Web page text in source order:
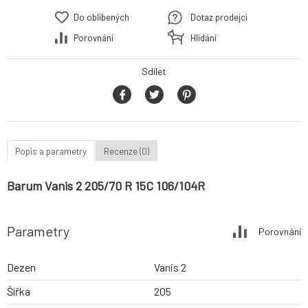
Do oblíbených
Porovnání
Dotaz prodejci
Hlídání
Sdílet
Popis a parametry Recenze (0)
Barum Vanis 2 205/70 R 15C 106/104R
Parametry Porovnání
Dezen
Vanis 2
Šířka
205